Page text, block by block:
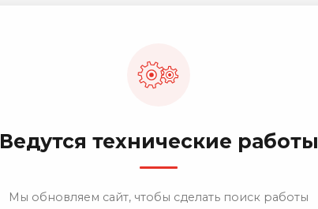
Ведутся технические работы
Мы обновляем сайт, чтобы сделать поиск работы